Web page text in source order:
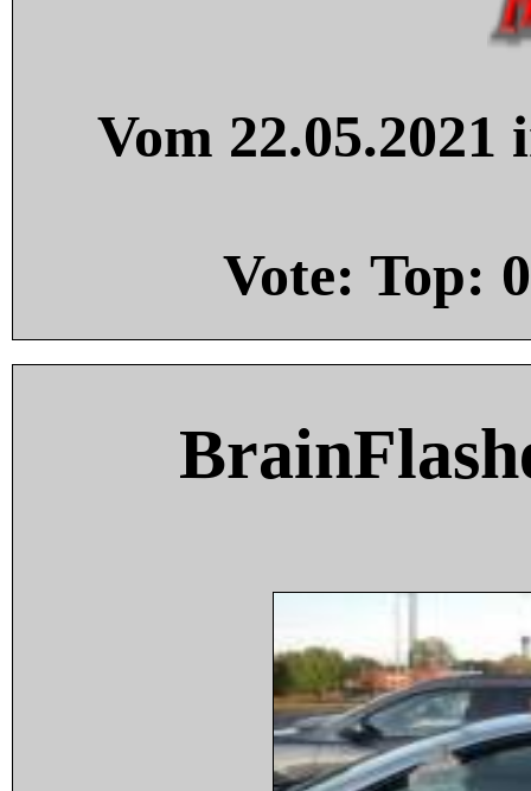
Vom
Vote: Top: 0